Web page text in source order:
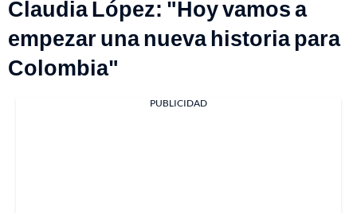
Claudia López: "Hoy vamos a
empezar una nueva historia para
Colombia"
PUBLICIDAD